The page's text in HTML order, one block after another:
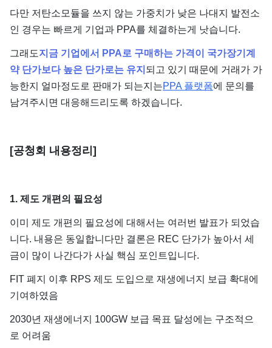
다만 저탄소모듈을 쓰지 않는 가중치가 낮은 나대지 발전소
인 경우는 빠르게 기업과 PPA를 체결하는게 낫습니다.
그래도지금 기업에서 PPA로 구매하는 가격이 국가장기계
약 단가보다 높은 단가로는 유지 되고 있기 때문에 거래가 가
능한지 얼마정도로 판매가 되는지는PPA 플랫폼에 문의를
남겨주시면 대응해드리도록 하겠습니다.
​[공청회 내용정리]
1. 제도 개편의 필요성
이미 제도 개편의 필요성에 대해서는 여러번 발표가 되었습
니다. 내용은 동일합니다만 결론은 REC 단가가 높아서 세
금이 많이 나간다가 사실 핵심 포인트입니다.
FIT 폐지 이후 RPS 제도 도입으로 재생에너지 보급 확대에
기여하였음
2030년 재생에너지 100GW 보급 목표 달성에는 구조적으
로 어려움